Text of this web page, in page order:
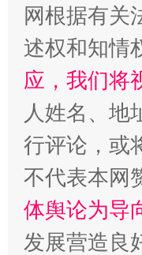
招工难、用
网根据有关
述权和知情
应，我们将
人姓名、地
行评论，或
不代表本网
体舆论为导
发展营造良